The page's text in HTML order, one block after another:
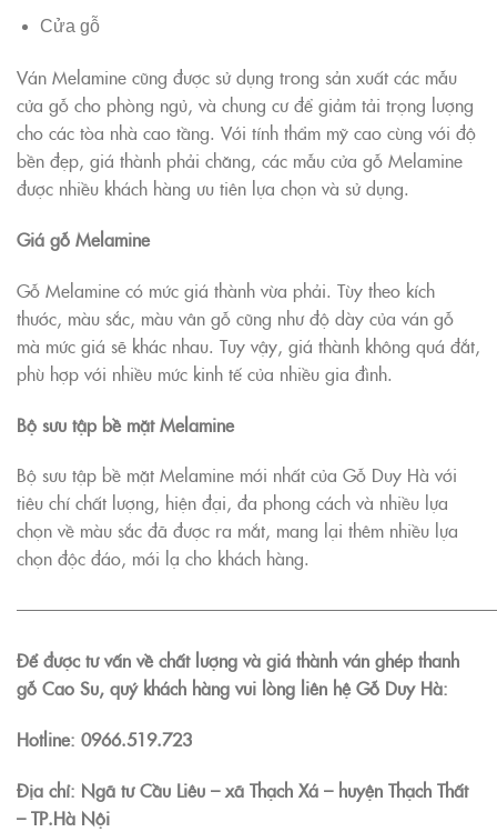
Cửa gỗ
Ván Melamine cũng được sử dụng trong sản xuất các mẫu
cửa gỗ cho phòng ngủ, và chung cư để giảm tải trọng lượng
cho các tòa nhà cao tầng. Với tính thẩm mỹ cao cùng với độ
bền đẹp, giá thành phải chăng, các mẫu cửa gỗ Melamine
được nhiều khách hàng ưu tiên lựa chọn và sử dụng.
Giá gỗ Melamine
Gỗ Melamine có mức giá thành vừa phải. Tùy theo kích
thước, màu sắc, màu vân gỗ cũng như độ dày của ván gỗ
mà mức giá sẽ khác nhau. Tuy vậy, giá thành không quá đắt,
phù hợp với nhiều mức kinh tế của nhiều gia đình.
Bộ sưu tập bề mặt Melamine
Bộ sưu tập bề mặt Melamine mới nhất của Gỗ Duy Hà với
tiêu chí chất lượng, hiện đại, đa phong cách và nhiều lựa
chọn về màu sắc đã được ra mắt, mang lại thêm nhiều lựa
chọn độc đáo, mới lạ cho khách hàng.
Để được tư vấn về chất lượng và giá thành ván ghép thanh
gỗ Cao Su, quý khách hàng vui lòng liên hệ Gỗ Duy Hà:
Hotline: 0966.519.723
Địa chỉ: Ngã tư Cầu Liêu – xã Thạch Xá – huyện Thạch Thất
– TP.Hà Nội